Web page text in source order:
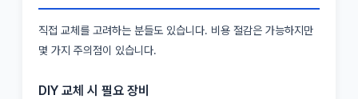
직접 교체를 고려하는 분들도 있습니다. 비용 절감은 가능하지만
몇 가지 주의점이 있습니다.
DIY 교체 시 필요 장비